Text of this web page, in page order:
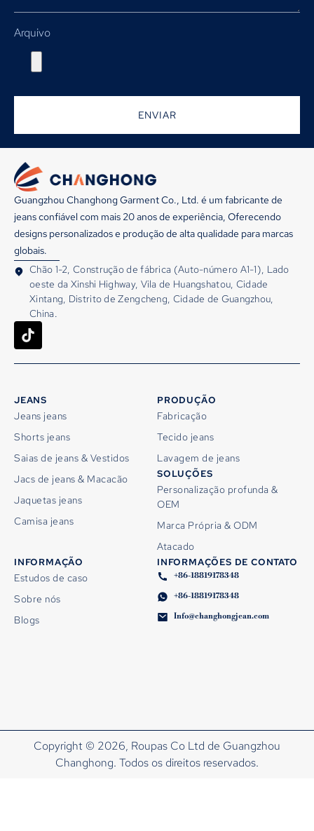
Arquivo
ENVIAR
Guangzhou Changhong Garment Co., Ltd. é um fabricante de
jeans confiável com mais 20 anos de experiência, Oferecendo
designs personalizados e produção de alta qualidade para marcas
globais.
Chão 1-2, Construção de fábrica (Auto-número A1-1), Lado
oeste da Xinshi Highway, Vila de Huangshatou, Cidade
Xintang, Distrito de Zengcheng, Cidade de Guangzhou,
China.
JEANS
Jeans jeans
Shorts jeans
Saias de jeans & Vestidos
Jacs de jeans & Macacão
Jaquetas jeans
Camisa jeans
PRODUÇÃO
Fabricação
Tecido jeans
Lavagem de jeans
SOLUÇÕES
Personalização profunda &
OEM
Marca Própria & ODM
Atacado
INFORMAÇÃO
Estudos de caso
Sobre nós
Blogs
INFORMAÇÕES DE CONTATO
+86-18819178348
+86-18819178348
Info@changhongjean.com
Copyright © 2026, Roupas Co Ltd de Guangzhou
Changhong. Todos os direitos reservados.